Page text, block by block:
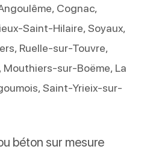
Cognac,
Saint-Hilaire, Soyaux,
Ruelle-sur-Touvre,
Mouthiers-sur-Boëme, La
Saint-Yrieix-sur-
béton sur mesure